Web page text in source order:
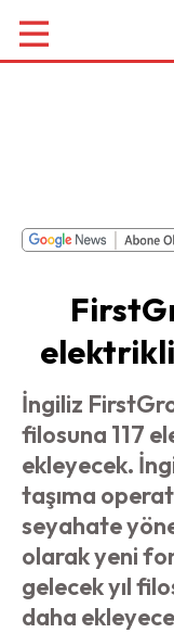
İngiliz
filosuna 117
ekleyecek.
taşıma
seyahate
olarak yeni
gelecek yıl
daha